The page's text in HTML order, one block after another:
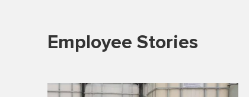
Employee Stories